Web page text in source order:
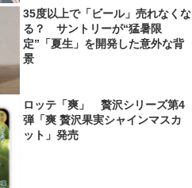
35度以上で「ビール」売れなくな
る？ サントリーが“猛暑限
定”「夏生」を開発した意外な背
景
ロッテ「爽」 贅沢シリーズ第4
弾「爽 贅沢果実シャインマスカ
ット」発売